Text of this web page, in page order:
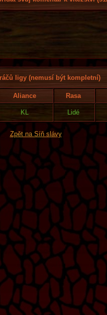
ligy (nemusí být kompletní)
Aliance Rasa
KL Lidé
Zpět na Síň slávy